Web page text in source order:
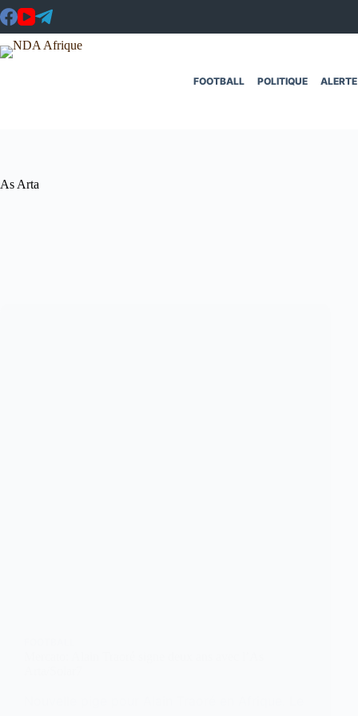
Passer
au
contenu
FOOTBALL POLITIQUE ALERTE
As Arta